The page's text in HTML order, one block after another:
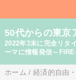
50代からの東京
2022年3末に完全リタ
ーマに情報発信～
ホーム / 経済的自由